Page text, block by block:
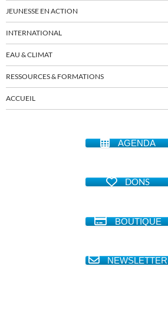
JEUNESSE EN ACTION
INTERNATIONAL
EAU & CLIMAT
RESSOURCES & FORMATIONS
ACCUEIL
AGENDA
DONS
BOUTIQUE
NEWSLETTER